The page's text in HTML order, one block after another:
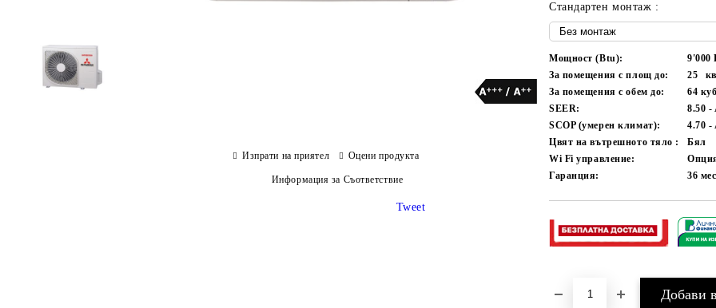
Стандартен монтаж :
Мощност (Btu):
9'000
За помещения с площ до:
25
За помещения с обем до:
64
SEER:
8.50 -
SCOP (умерен климат):
4.70 -
Цвят на вътрешното тяло :
Бял
Wi Fi управление:
Гаранция:
36
Изпрати на приятел Оцени продукта
Информация за Съответствие
Tweet